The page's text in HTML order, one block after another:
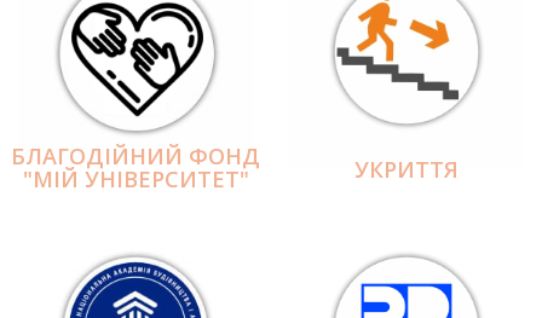
БЛАГОДІЙНИЙ ФОНД
"МІЙ УНІВЕРСИТЕТ" УКРИТТЯ